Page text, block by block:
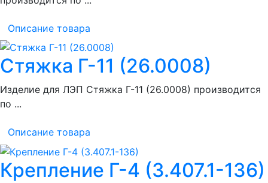
Описание товара
Стяжка Г-11 (26.0008)
Изделие для ЛЭП Стяжка Г-11 (26.0008) производится
по ...
Описание товара
Крепление Г-4 (3.407.1-136)